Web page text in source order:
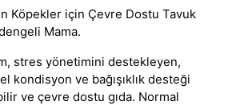
Köpekler için Çevre Dostu Tavuk
Mama.
stres yönetimini destekleyen,
kondisyon ve bağışıklık desteği
ve çevre dostu gıda. Normal